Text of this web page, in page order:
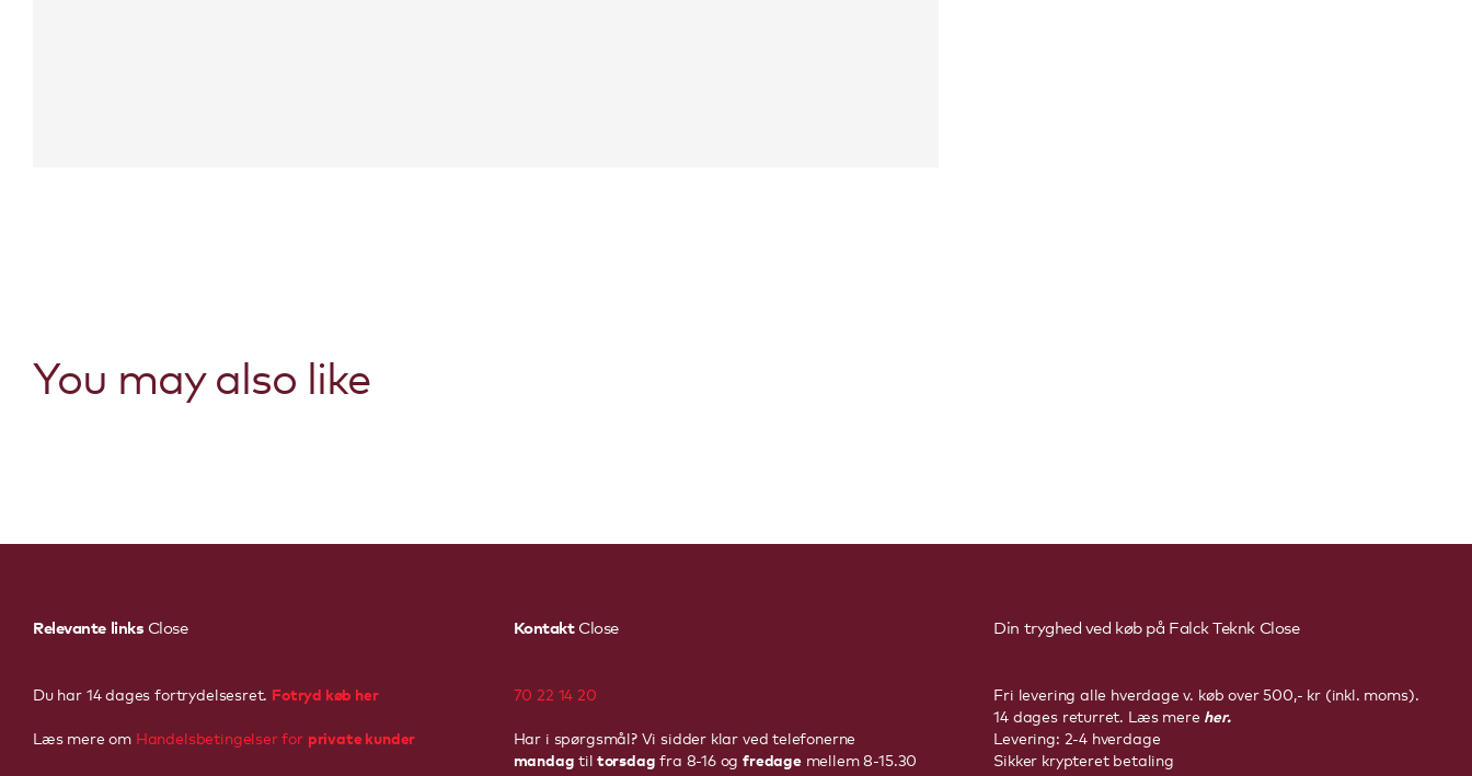
You may also like
Relevante links Close
Du har 14 dages fortrydelsesret. Fotryd køb her
Læs mere om Handelsbetingelser for private kunder
Kontakt Close
70 22 14 20
Har i spørgsmål? Vi sidder klar ved telefonerne
mandag til torsdag fra 8-16 ogfredagemellem 8-15.30
Din tryghed ved køb på Falck Teknk Close
Fri levering alle hverdage v. køb over 500,- kr (inkl. moms).
14 dages returret. Læs mere her.
Levering: 2-4 hverdage
Sikker krypteret betaling